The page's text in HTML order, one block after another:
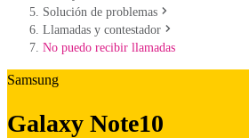
Solución de problemas
Llamadas y contestador
No puedo recibir llamadas
Samsung
Galaxy Note10